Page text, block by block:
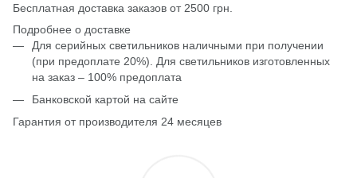
Бесплатная доставка заказов от 2500 грн.
Подробнее о доставке
Для серийных светильников наличными при получении
(при предоплате 20%). Для светильников изготовленных
на заказ – 100% предоплата
Банковской картой на сайте
Гарантия от производителя 24 месяцев